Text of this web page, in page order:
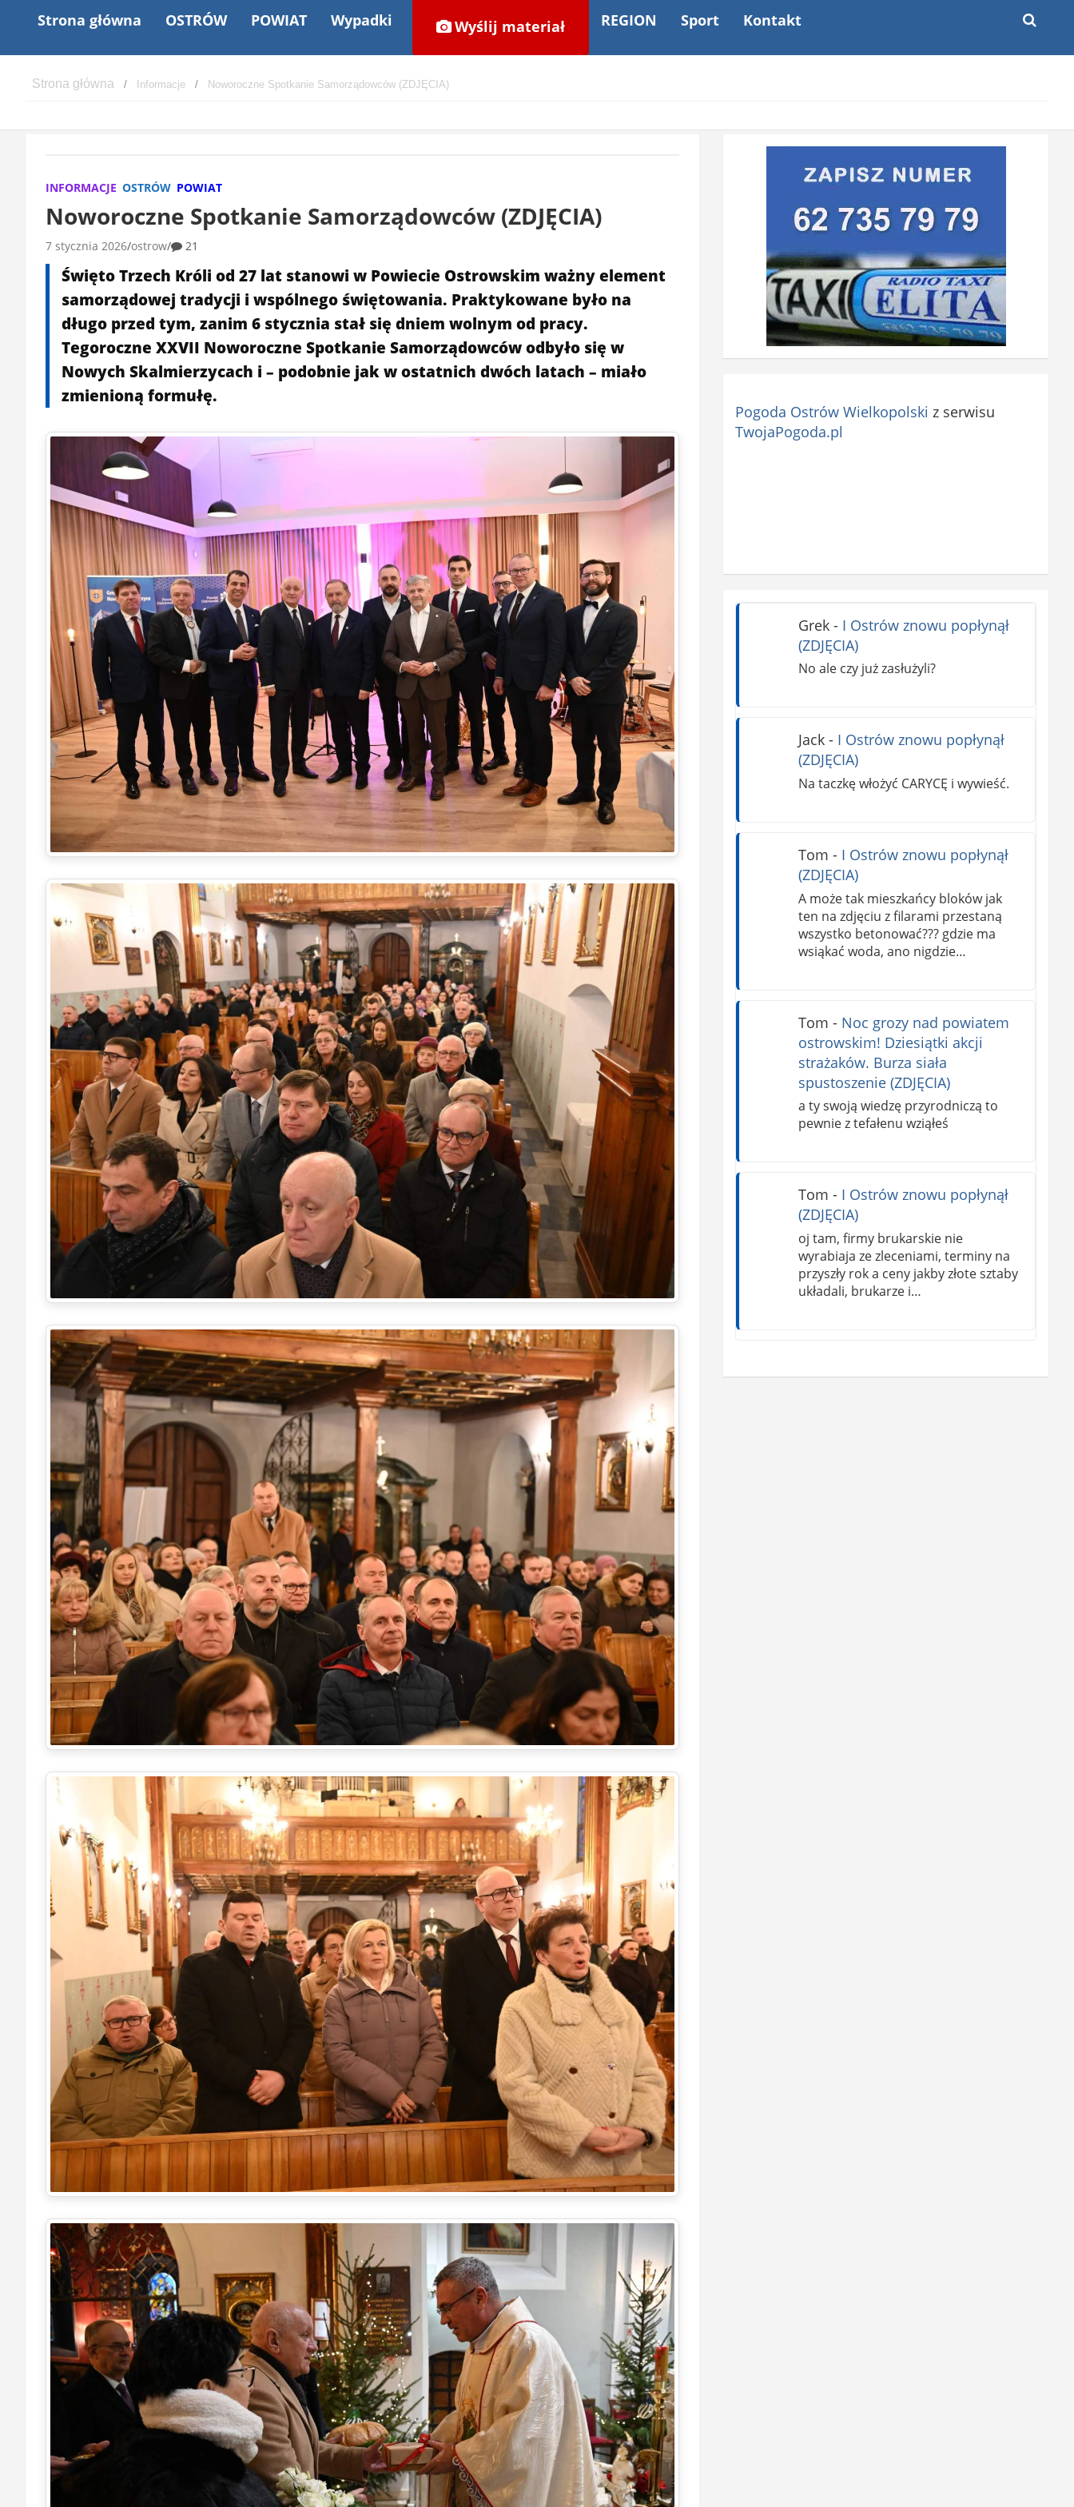
Strona główna OSTRÓW POWIAT Wypadki Wyślij materiał REGION Sport Kontakt
Informacje Noworoczne Spotkanie Samorządowców (ZDJĘCIA)
INFORMACJE OSTRÓW POWIAT
Noworoczne Spotkanie Samorządowców (ZDJĘCIA)
7 stycznia 2026 ostrow 21
Święto Trzech Króli od 27 lat stanowi w Powiecie Ostrowskim ważny element
samorządowej tradycji i wspólnego świętowania. Praktykowane było na
długo przed tym, zanim 6 stycznia stał się dniem wolnym od pracy.
Tegoroczne XXVII Noworoczne Spotkanie Samorządowców odbyło się w
Nowych Skalmierzycach i – podobnie jak w ostatnich dwóch latach – miało
zmienioną formułę.
Pogoda Ostrów Wielkopolski z serwisu
TwojaPogoda.pl
Grek- I Ostrów znowu popłynął
(ZDJĘCIA)
No ale czy już zasłużyli?
Jack- I Ostrów znowu popłynął
(ZDJĘCIA)
Na taczkę włożyć CARYCĘ i wywieść.
Tom - I Ostrów znowu popłynął
(ZDJĘCIA)
A może tak mieszkańcy bloków jak
ten na zdjęciu z filarami przestaną
wszystko betonować??? gdzie ma
wsiąkać woda, ano nigdzie…
Tom - Noc grozy nad powiatem
ostrowskim! Dziesiątki akcji
strażaków. Burza siała
spustoszenie (ZDJĘCIA)
a ty swoją wiedzę przyrodniczą to
pewnie z tefałenu wziąłeś
Tom - I Ostrów znowu popłynął
(ZDJĘCIA)
oj tam, firmy brukarskie nie
wyrabiaja ze zleceniami, terminy na
przyszły rok a ceny jakby złote sztaby
układali, brukarze i…